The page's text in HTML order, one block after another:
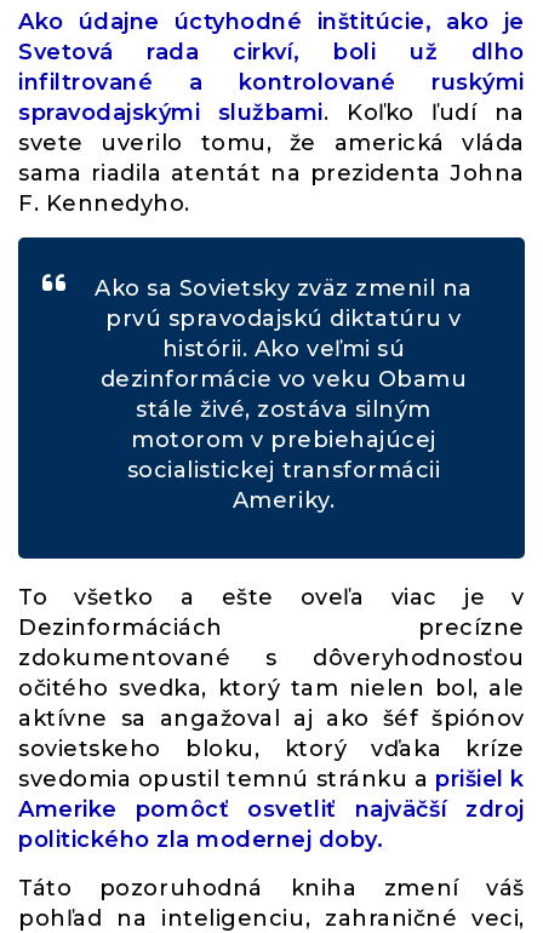
Ako údajne úctyhodné inštitúcie, ako je
Svetová rada cirkví, boli už dlho
infiltrované a kontrolované ruskými
spravodajskými službami. Koľko ľudí na
svete uverilo tomu, že americká vláda
sama riadila atentát na prezidenta Johna
F. Kennedyho.
Ako sa Sovietsky zväz zmenil na
prvú spravodajskú diktatúru v
histórii. Ako veľmi sú
dezinformácie vo veku Obamu
stále živé, zostáva silným
motorom v prebiehajúcej
socialistickej transformácii
Ameriky.
To všetko a ešte oveľa viac je v
Dezinformáciách precízne
zdokumentované s dôveryhodnosťou
očitého svedka, ktorý tam nielen bol, ale
aktívne sa angažoval aj ako šéf špiónov
sovietskeho bloku, ktorý vďaka kríze
svedomia opustil temnú stránku a prišiel k
Amerike pomôcť osvetliť najväčší zdroj
politického zla modernej doby.
Táto pozoruhodná kniha zmení váš
pohľad na inteligenciu, zahraničné veci,